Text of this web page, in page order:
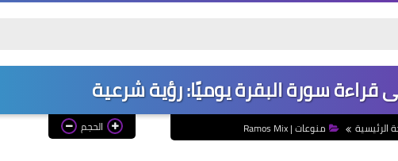
سورة البقرة يوميًا: رؤية شرعية
الرئيسية منوعات | Ramos Mix الحجم